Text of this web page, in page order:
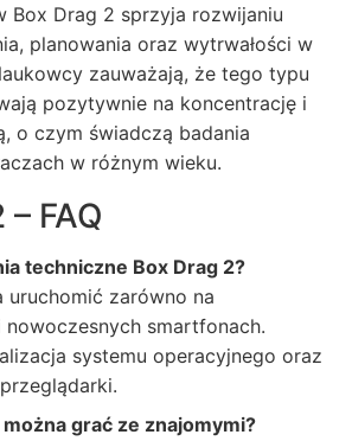
Box Drag 2 sprzyja rozwijaniu
planowania oraz wytrwałości w
zauważają, że tego typu
pozytywnie na koncentrację i
o czym świadczą badania
w różnym wieku.
FAQ
techniczne Box Drag 2?
uruchomić zarówno na
smartfonach.
systemu operacyjnego oraz
grać ze znajomymi?